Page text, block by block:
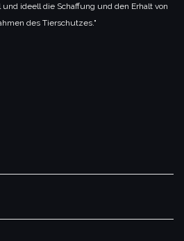
ideell die Schaffung und den Erhalt von
des Tierschutzes."